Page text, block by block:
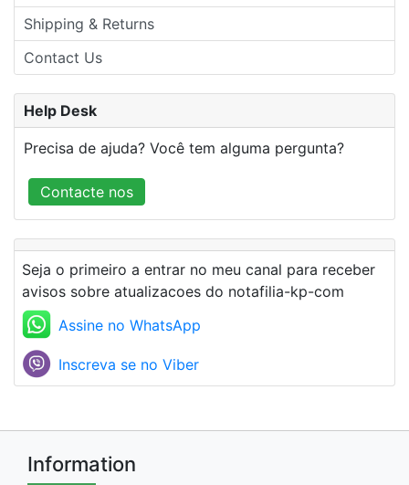
Shipping & Returns
Contact Us
Help Desk
Precisa de ajuda? Você tem alguma pergunta?
Contacte nos
Seja o primeiro a entrar no meu canal para receber
avisos sobre atualizacoes do notafilia-kp-com
Assine no WhatsApp
Inscreva se no Viber
Information